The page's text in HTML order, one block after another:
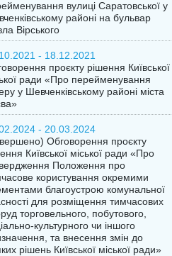
вулиці Саратовської у
районі на бульвар
Вірського
- 18.12.2021
проєкту рішення Київської
ради «Про перейменування
у Шевченківському районі міста
- 20.03.2024
Обговорення проєкту
Київської міської ради «Про
Положення про
користування окремими
благоустрою комунальної
для розміщення тимчасових
торговельного, побутового,
культурного чи іншого
та внесення змін до
рішень Київської міської ради»